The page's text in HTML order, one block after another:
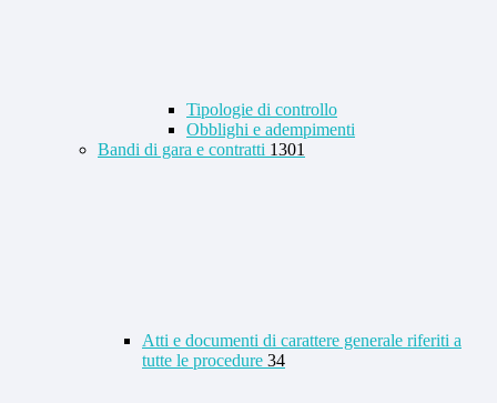
Tipologie di controllo
Obblighi e adempimenti
Bandi di gara e contratti 1301
Atti e documenti di carattere generale riferiti a
tutte le procedure 34